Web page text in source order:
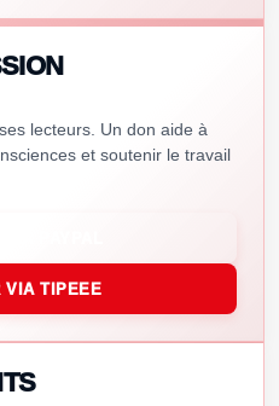
lecteurs. Un don aide à
et soutenir le travail
VIA TIPEEE